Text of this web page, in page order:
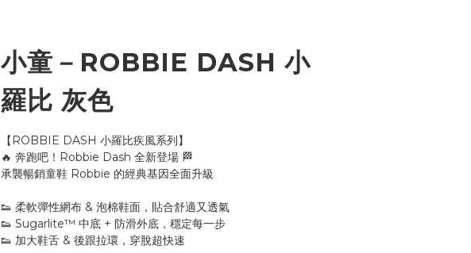
小童－ROBBIE DASH 小
羅比 灰色
【ROBBIE DASH 小羅比疾風系列】
🔥 奔跑吧！Robbie Dash 全新登場 🏁
承襲暢銷童鞋 Robbie 的經典基因全面升級
👟 柔軟彈性網布 & 泡棉鞋面，貼合舒適又透氣
👟 Sugarlite™ 中底 + 防滑外底，穩定每一步
👟 加大鞋舌 & 後跟拉環，穿脫超快速